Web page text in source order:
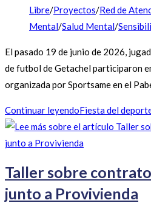
Libre/Proyectos/Red de
Mental/Salud Mental/
El pasado 19 de junio de 2026,
de futbol de Getachel participaron
organizada por Sportsame en el
Continuar leyendoFiesta del
Taller sobre
junto a Provivienda